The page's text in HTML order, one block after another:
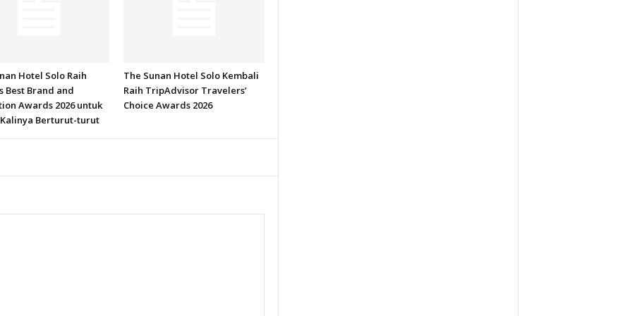
Hotel Solo Raih
Best Brand and
Awards 2026 untuk
Berturut-turut
The Sunan Hotel Solo Kembali
Raih TripAdvisor Travelers’
Choice Awards 2026